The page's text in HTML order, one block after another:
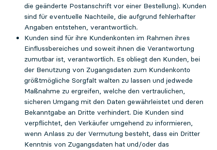
die geänderte Postanschrift vor einer Bestellung). Kunden
sind für eventuelle Nachteile, die aufgrund fehlerhafter
Angaben entstehen, verantwortlich.
Kunden sind für ihre Kundenkonten im Rahmen ihres
Einflussbereiches und soweit ihnen die Verantwortung
zumutbar ist, verantwortlich. Es obliegt den Kunden, bei
der Benutzung von Zugangsdaten zum Kundenkonto
größtmögliche Sorgfalt walten zu lassen und jedwede
Maßnahme zu ergreifen, welche den vertraulichen,
sicheren Umgang mit den Daten gewährleistet und deren
Bekanntgabe an Dritte verhindert. Die Kunden sind
verpflichtet, den Verkäufer umgehend zu informieren,
wenn Anlass zu der Vermutung besteht, dass ein Dritter
Kenntnis von Zugangsdaten hat und/oder das